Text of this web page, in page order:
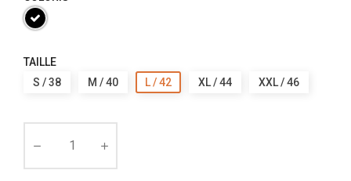
TAILLE
S / 38
M / 40 L / 42 XL / 44 XXL / 46